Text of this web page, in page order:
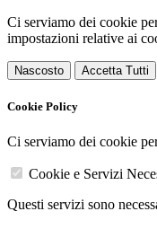
Ci serviamo dei cookie
impostazioni relative ai
Nascosto Accetta Tutti
Cookie Policy
Ci serviamo dei cookie
Cookie e Servizi
Questi servizi sono